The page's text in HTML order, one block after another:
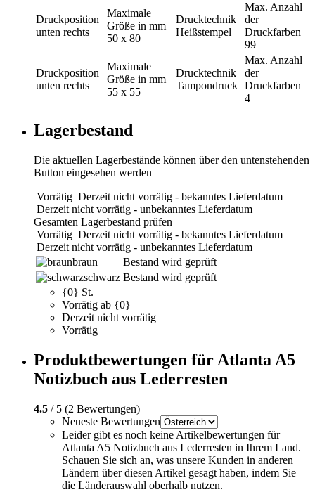
Druckposition
unten rechts
Maximale
Größe in mm
50 x 80
Drucktechnik
Heißstempel
Max. Anzahl
der
Druckfarben
99
Druckposition
unten rechts
Maximale
Größe in mm
55 x 55
Drucktechnik
Tampondruck
Max. Anzahl
der
Druckfarben
4
Lagerbestand
Die aktuellen Lagerbestände können über den untenstehenden
Button eingesehen werden
Vorrätig Derzeit nicht vorrätig - bekanntes Lieferdatum
Derzeit nicht vorrätig - unbekanntes Lieferdatum
Gesamten Lagerbestand prüfen
Vorrätig Derzeit nicht vorrätig - bekanntes Lieferdatum
Derzeit nicht vorrätig - unbekanntes Lieferdatum
braun
Bestand wird geprüft
schwarz Bestand wird geprüft
{0} St.
Vorrätig ab {0}
Derzeit nicht vorrätig
Vorrätig
Produktbewertungen für Atlanta A5
Notizbuch aus Lederresten
4.5 / 5 (2 Bewertungen)
Neueste Bewertungen
Leider gibt es noch keine Artikelbewertungen für
Atlanta A5 Notizbuch aus Lederresten in Ihrem Land.
Schauen Sie sich an, was unsere Kunden in anderen
Ländern über diesen Artikel gesagt haben, indem Sie
die Länderauswahl oberhalb nutzen.